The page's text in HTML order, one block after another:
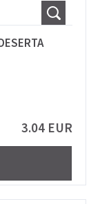
3.04 EUR